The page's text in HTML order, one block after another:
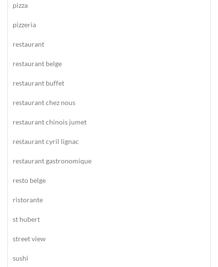
pizza
pizzeria
restaurant
restaurant belge
restaurant buffet
restaurant chez nous
restaurant chinois jumet
restaurant cyril lignac
restaurant gastronomique
resto belge
ristorante
st hubert
street view
sushi